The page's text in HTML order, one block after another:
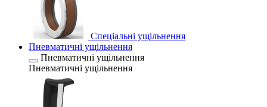
Спеціальні ущільнення
Пневматичні ущільнення
Пневматичні ущільнення
Пневматичні ущільнення